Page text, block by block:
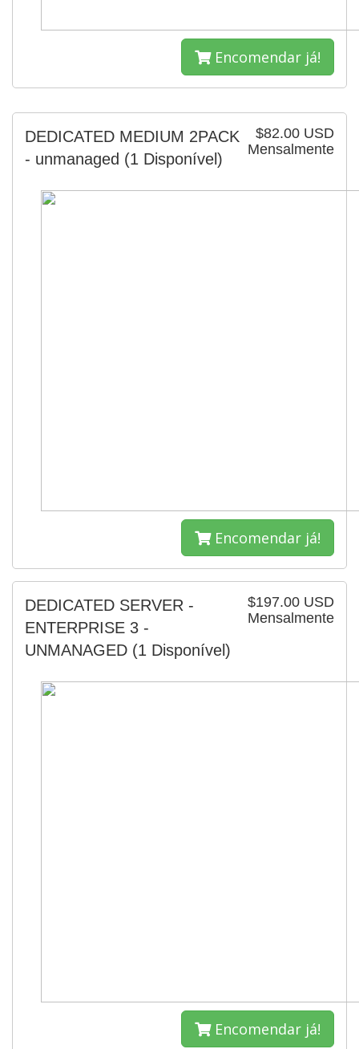
Encomendar já!
$82.00 USD
Mensalmente
DEDICATED MEDIUM 2PACK
- unmanaged (1 Disponível)
Encomendar já!
$197.00 USD
Mensalmente
DEDICATED SERVER -
ENTERPRISE 3 -
UNMANAGED (1 Disponível)
Encomendar já!